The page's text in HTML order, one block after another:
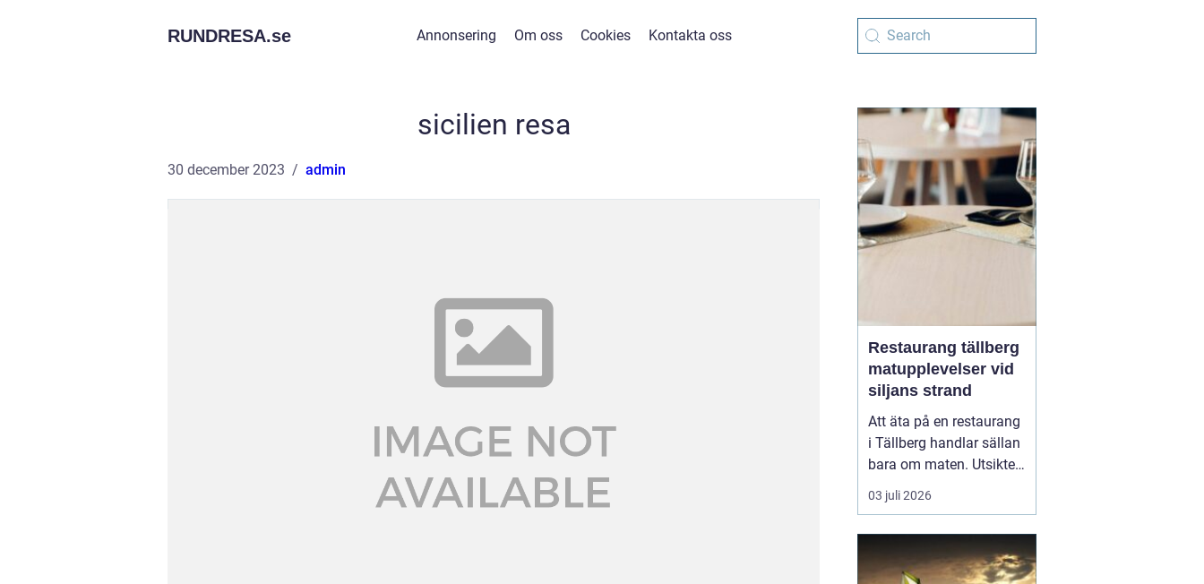
RUNDRESA.se Annonsering Om oss Cookies Kontakta oss
sicilien resa
30 december 2023 admin
Restaurang tällberg
matupplevelser vid
siljans strand
Att äta på en restaurang
i Tällberg handlar sällan
bara om maten. Utsikten
över Siljan, de faluröda
gårdarna och den tydliga
gör varje måltid till en
helhetsupplevelse.
03 juli 2026